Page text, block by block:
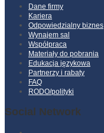
Dane firmy
Kariera
Odpowiedzialny biznes
Wynajem sal
Współpraca
Materiały do pobrania
Edukacja językowa
Partnerzy i rabaty
FAQ
RODO/polityki
Social Network